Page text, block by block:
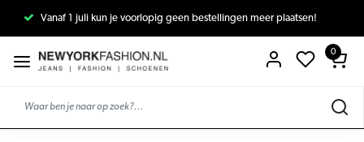
Vanaf 1 juli kun je voorlopig geen bestellingen meer plaatsen!
0